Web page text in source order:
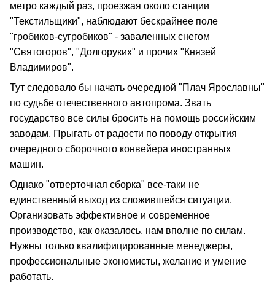
метро каждый раз, проезжая около станции
"Текстильщики", наблюдают бескрайнее поле
"гробиков-сугробиков" - заваленных снегом
"Святогоров", "Долгоруких" и прочих "Князей
Владимиров".
Тут следовало бы начать очередной "Плач Ярославны"
по судьбе отечественного автопрома. Звать
государство все силы бросить на помощь российским
заводам. Прыгать от радости по поводу открытия
очередного сборочного конвейера иностранных
машин.
Однако "отверточная сборка" все-таки не
единственный выход из сложившейся ситуации.
Организовать эффективное и современное
производство, как оказалось, нам вполне по силам.
Нужны только квалифицированные менеджеры,
профессиональные экономисты, желание и умение
работать.